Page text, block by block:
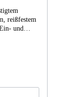
reißfestem
und